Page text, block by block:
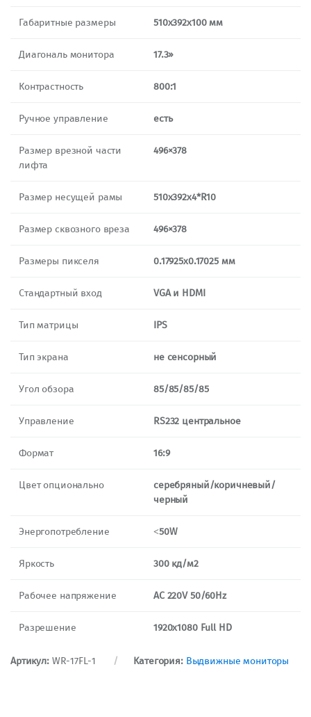
Габаритные размеры 510x392x100 мм
Диагональ монитора 17.3»
Контрастность 800:1
Ручное управление есть
Размер врезной части
лифта
496×378
Размер несущей рамы 510x392x4*R10
Размер сквозного вреза 496×378
Размеры пикселя 0.17925х0.17025 мм
Стандартный вход VGA и HDMI
Тип матрицы IPS
Тип экрана не сенсорный
Угол обзора 85/85/85/85
Управление RS232 центральное
Формат 16:9
Цвет опционально
серебряный/коричневый/
черный
Энергопотребление ˂50W
Яркость 300 кд/м2
Рабочее напряжение AC 220V 50/60Hz
Разрешение 1920х1080 Full HD
Артикул: WR-17FL-1 Категория: Выдвижные мониторы